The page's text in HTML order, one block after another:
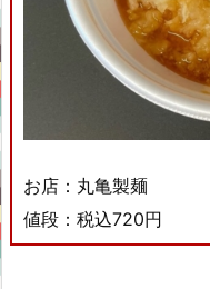
お店：丸亀製麺
値段：税込720円